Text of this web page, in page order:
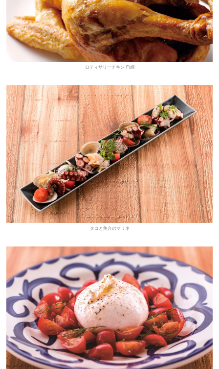
ロティサリーチキン Fulll
タコと魚介のマリネ